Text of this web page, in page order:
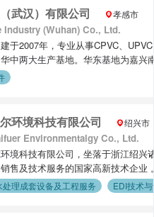
制品生产线9.陶瓷窑具生产线联系
网址：http://www.anhuataoji.com
程师）13839249250外贸联系人：
武汉）有限公司 孝感市
Industry (Wuhan) Co., Ltd.
于2007年，专业从事CPVC、
中两大生产基地。华东基地为嘉
(武汉)有限公司，位于孝感临空经济园区
业、浙江省专精特新中小企业、
健康管理体系等认证，拥有发明创造、
的服务于客户，公司从德国、美
用于化工、冶金、光伏、核电、
、饮用水、电子级水、工业废水
南亚等国家和地区，产品深受海内
环境科技有限公司 绍兴市
Environmentalgy Co., Ltd.
境科技有限公司，坐落于浙江绍
售及技术服务的国家高新技术企
孚尔环境科技有限公司），注册
子（EDI/CEDI）核心技术，自主
理成套设备及工程服务 EDI技术